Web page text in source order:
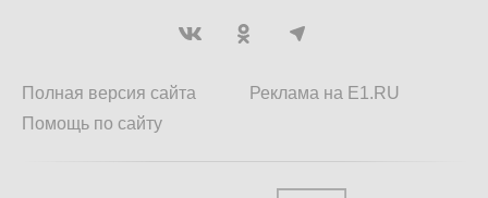
Полная версия сайта
Помощь по сайту
Реклама на E1.RU